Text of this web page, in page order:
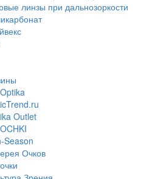
линзы при дальнозоркости
Outlet
Season
Очков